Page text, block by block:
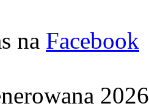
na Facebook